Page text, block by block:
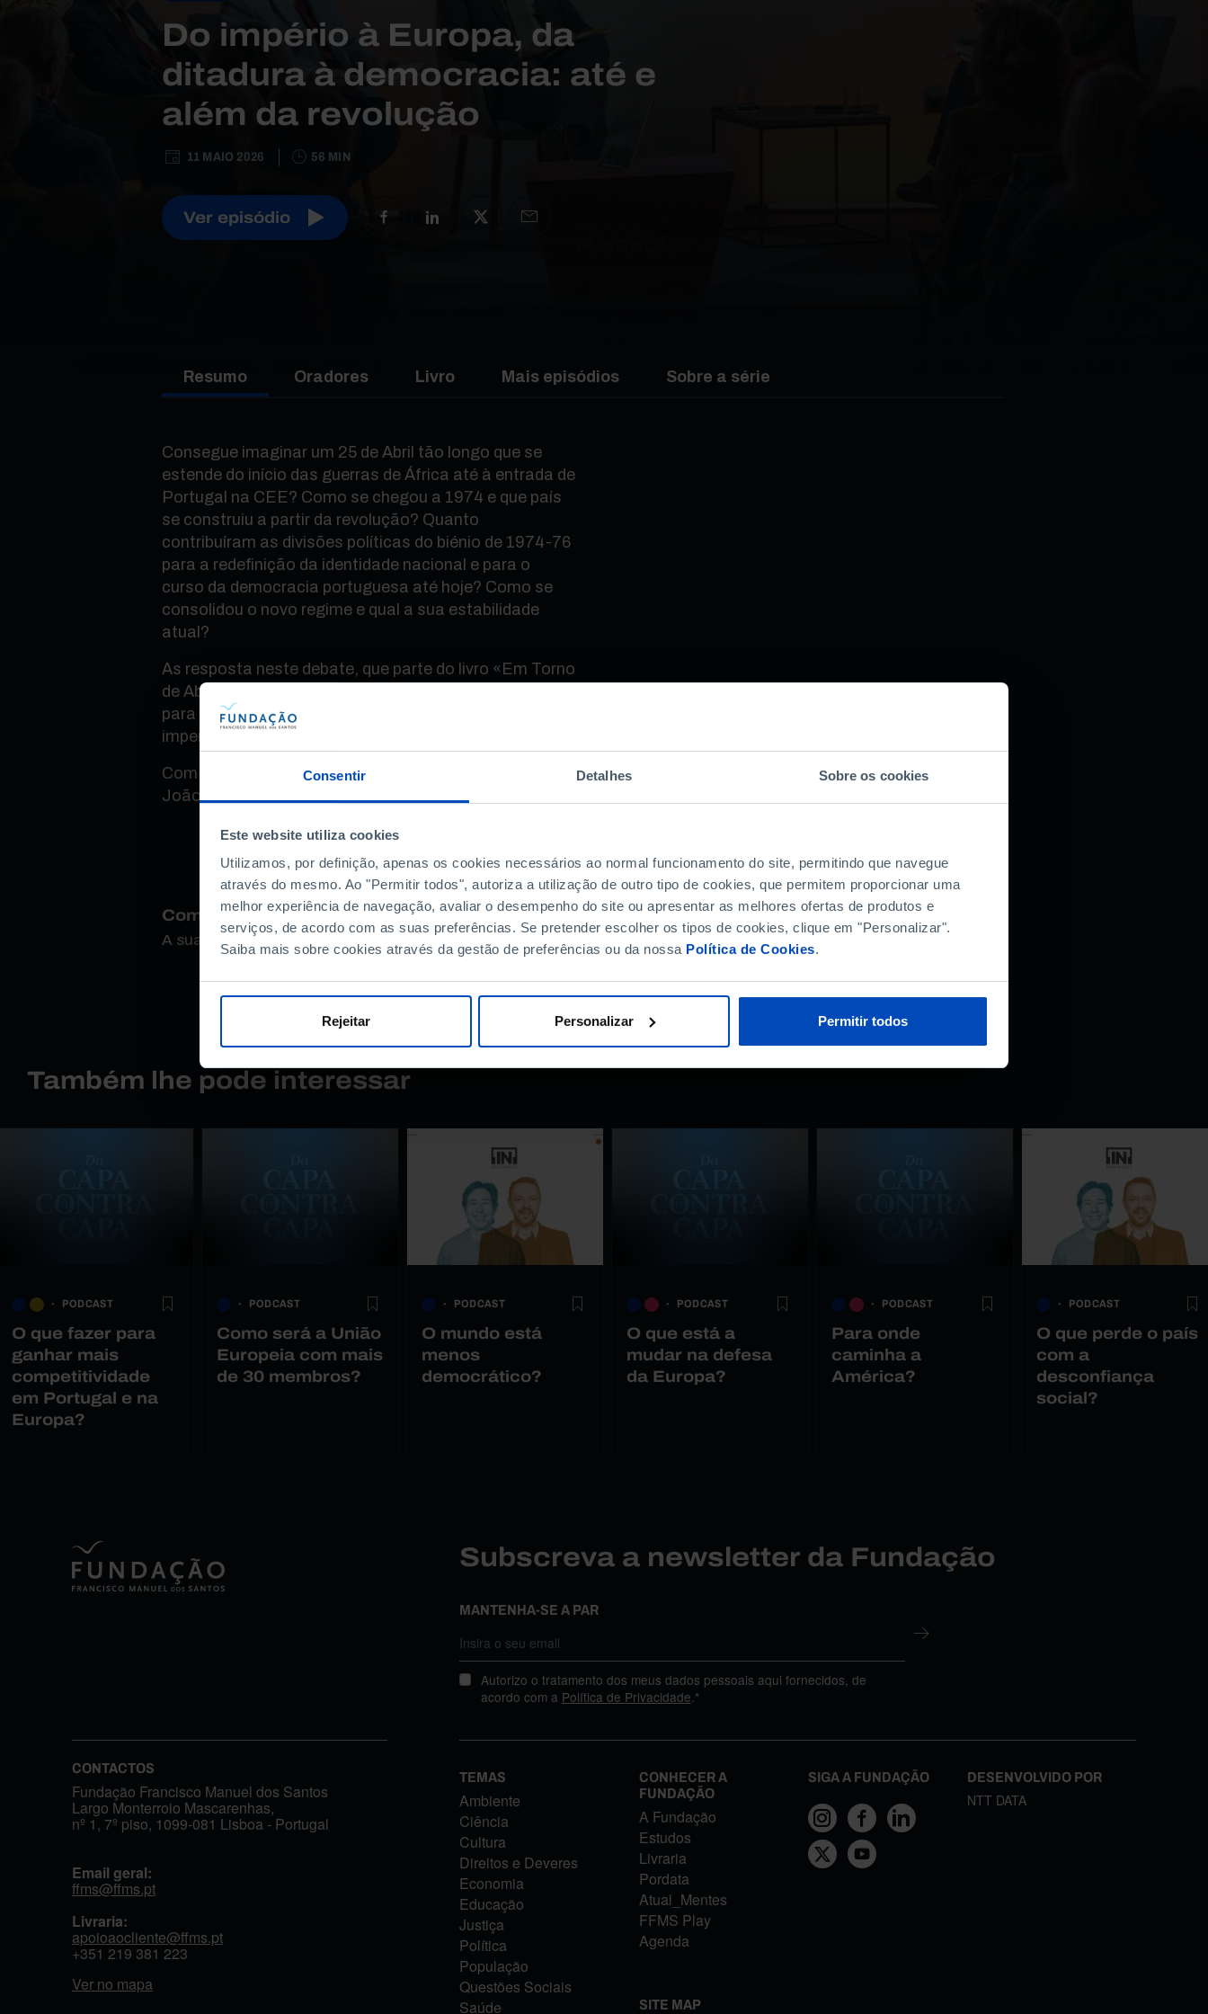
Consentir Detalhes Sobre os cookies
Este website utiliza cookies
Utilizamos, por definição, apenas os cookies necessários ao normal funcionamento do site, permitindo que navegue
através do mesmo. Ao "Permitir todos", autoriza a utilização de outro tipo de cookies, que permitem proporcionar uma
melhor experiência de navegação, avaliar o desempenho do site ou apresentar as melhores ofertas de produtos e
serviços, de acordo com as suas preferências. Se pretender escolher os tipos de cookies, clique em "Personalizar".
Saiba mais sobre cookies através da gestão de preferências ou da nossa Política de Cookies.
Rejeitar Personalizar Permitir todos
Do império à Europa, da
ditadura à democracia: até e
além da revolução
11 MAIO 2026 56 MIN
Ver episódio
Resumo Oradores Livro Mais episódios Sobre a série
Consegue imaginar um 25 de Abril tão longo que se
estende do início das guerras de África até à entrada de
Portugal na CEE? Como se chegou a 1974 e que país
se construiu a partir da revolução? Quanto
contribuíram as divisões políticas do biénio de 1974-76
para a redefinição da identidade nacional e para o
curso da democracia portuguesa até hoje? Como se
consolidou o novo regime e qual a sua estabilidade
atual?
As resposta neste debate, que parte do livro «Em Torno
de Abril, 25 anos que mudaram Portugal (1961-1986)»
para discutir a transição de Portugal de uma ditadura
imperial isolada para uma democracia europeizada.
Com o autor José Miguel Sardica, a jornalista Maria
João Avillez e o politólogo António Costa Pinto.
Como avalia este conteúdo?
A sua opinião é importante.
Também lhe pode interessar
PODCAST
O que fazer para
ganhar mais
competitividade
em Portugal e na
Europa?
PODCAST
Como será a União
Europeia com mais
de 30 membros?
PODCAST
O mundo está
menos
democrático?
PODCAST
O que está a
mudar na defesa
da Europa?
PODCAST
Para onde
caminha a
América?
PODCAST
O que perde o país
com a
desconfiança
social?
Subscreva a newsletter da Fundação
MANTENHA-SE A PAR
Autorizo o tratamento dos meus dados pessoais aqui fornecidos, de
acordo com a Política de Privacidade .*
CONTACTOS
Fundação Francisco Manuel dos Santos
Largo Monterroio Mascarenhas,
nº 1, 7º piso, 1099-081 Lisboa - Portugal
Email geral:
ffms@ffms.pt
Livraria:
apoioaocliente@ffms.pt
+351 219 381 223
Ver no mapa
TEMAS
Ambiente
Ciência
Cultura
Direitos e Deveres
Economia
Educação
Justiça
Política
População
Questões Sociais
Saúde
CONHECER A
FUNDAÇÃO
A Fundação
Estudos
Livraria
Pordata
Atual_Mentes
FFMS Play
Agenda
SITE MAP
SIGA A FUNDAÇÃO DESENVOLVIDO POR
NTT DATA